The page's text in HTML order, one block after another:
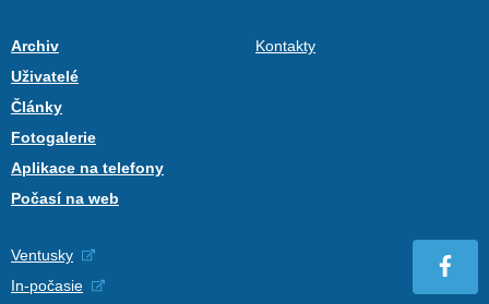
Archiv
Uživatelé
Články
Fotogalerie
Aplikace na telefony
Počasí na web
Kontakty
Ventusky
In-počasie